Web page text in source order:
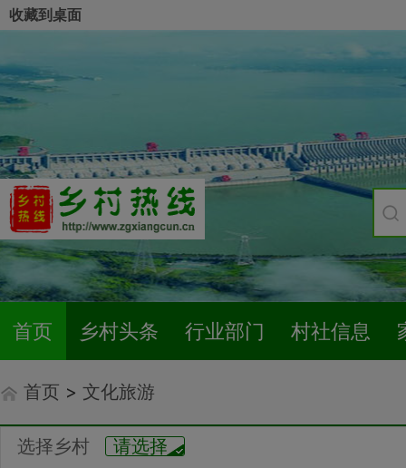
收藏到桌面
首页 乡村头条 行业部门 村社信息
首页 > 文化旅游
选择乡村 请选择